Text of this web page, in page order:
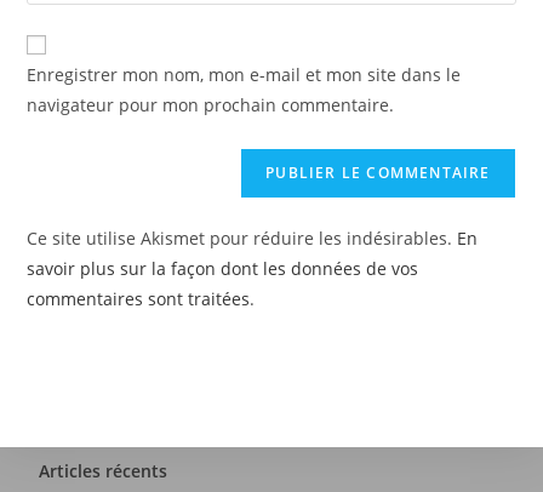
Enregistrer mon nom, mon e-mail et mon site dans le
navigateur pour mon prochain commentaire.
Ce site utilise Akismet pour réduire les indésirables. En
savoir plus sur la façon dont les données de vos
commentaires sont traitées.
Articles récents